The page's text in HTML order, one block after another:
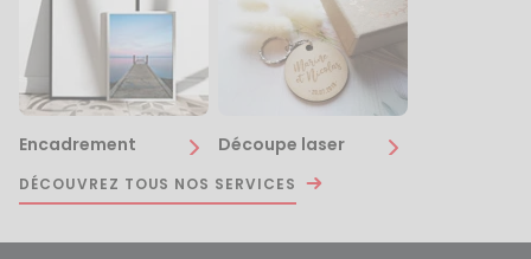
Encadrement Découpe laser
DÉCOUVREZ TOUS NOS SERVICES